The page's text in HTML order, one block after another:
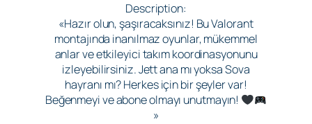
Description:
«Hazır olun, şaşıracaksınız! Bu Valorant
montajında inanılmaz oyunlar, mükemmel
anlar ve etkileyici takım koordinasyonunu
izleyebilirsiniz. Jett ana mı yoksa Sova
hayranı mı? Herkes için bir şeyler var!
Beğenmeyi ve abone olmayı unutmayın!
»